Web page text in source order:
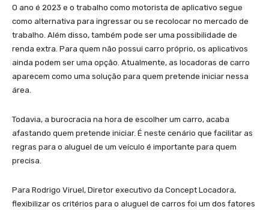
O ano é 2023 e o trabalho como motorista de aplicativo segue
como alternativa para ingressar ou se recolocar no mercado de
trabalho. Além disso, também pode ser uma possibilidade de
renda extra. Para quem não possui carro próprio, os aplicativos
ainda podem ser uma opção. Atualmente, as locadoras de carro
aparecem como uma solução para quem pretende iniciar nessa
área.
Todavia, a burocracia na hora de escolher um carro, acaba
afastando quem pretende iniciar. É neste cenário que facilitar as
regras para o aluguel de um veículo é importante para quem
precisa.
Para Rodrigo Viruel, Diretor executivo da Concept Locadora,
flexibilizar os critérios para o aluguel de carros foi um dos fatores